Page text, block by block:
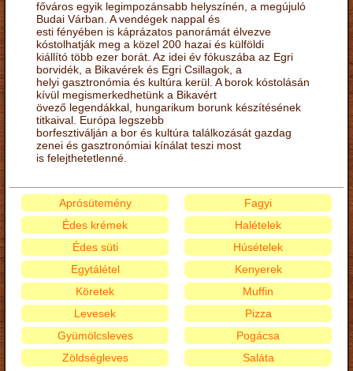
főváros egyik legimpozánsabb helyszínén, a megújuló
Budai Várban. A vendégek nappal és
esti fényében is káprázatos panorámát élvezve
kóstolhatják meg a közel 200 hazai és külföldi
kiállító több ezer borát. Az idei év fókuszába az Egri
borvidék, a Bikavérek és Egri Csillagok, a
helyi gasztronómia és kultúra kerül. A borok kóstolásán
kívül megismerkedhetünk a Bikavért
övező legendákkal, hungarikum borunk készítésének
titkaival. Európa legszebb
borfesztiválján a bor és kultúra találkozását gazdag
zenei és gasztronómiai kínálat teszi most
is felejthetetlenné.
Aprósütemény
Édes krémek
Édes süti
Egytálétel
Fagyi
Halételek
Húsételek
Kenyerek
Köretek
Levesek
Gyümölcsleves
Zöldségleves
Muffin
Pizza
Pogácsa
Saláta